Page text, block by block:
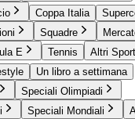
Coppa Italia
Squadre
E Tennis Altri Sport
Un libro a settimana
Speciali Olimpiadi
Speciali Mondiali